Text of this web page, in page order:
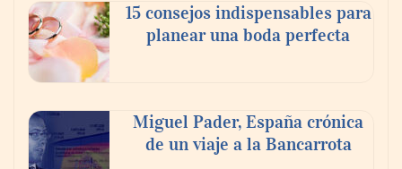
mundo elige para reunirse: 7 de cada 10 la
escogen
compromiso para el eclipse solar del 12 de
agosto
15 consejos indispensables para
planear una boda perfecta
Miguel Pader, España crónica
de un viaje a la Bancarrota